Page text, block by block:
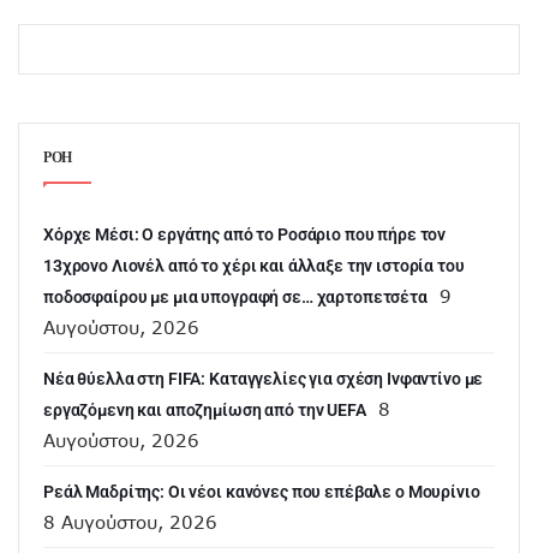
ΡΟΗ
Χόρχε Μέσι: Ο εργάτης από το Ροσάριο που πήρε τον
13χρονο Λιονέλ από το χέρι και άλλαξε την ιστορία του
ποδοσφαίρου με μια υπογραφή σε… χαρτοπετσέτα
9
Αυγούστου, 2026
Νέα θύελλα στη FIFA: Καταγγελίες για σχέση Ινφαντίνο με
εργαζόμενη και αποζημίωση από την UEFA
8
Αυγούστου, 2026
Ρεάλ Μαδρίτης: Οι νέοι κανόνες που επέβαλε ο Μουρίνιο
8 Αυγούστου, 2026